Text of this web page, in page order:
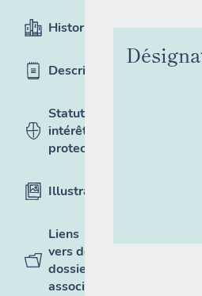
Historique
Description
Statut,
intérêt et
protection
Illustrations
Liens
vers des
dossiers
associés